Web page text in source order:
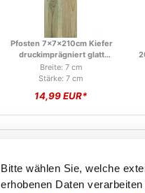
Bitte wählen Sie, welche
erhobenen Daten
25,90 EUR*
Enden - 71mm
links 105 Grad, 3 Enden -
71mm
14,99 EUR*
Pfosten 7x7x210cm Kiefer
druckimprägniert glatt
gehobelt
Breite: 7 cm
Stärke: 7 cm